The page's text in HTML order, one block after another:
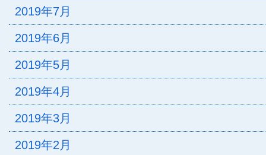
2019年7月
2019年6月
2019年5月
2019年4月
2019年3月
2019年2月